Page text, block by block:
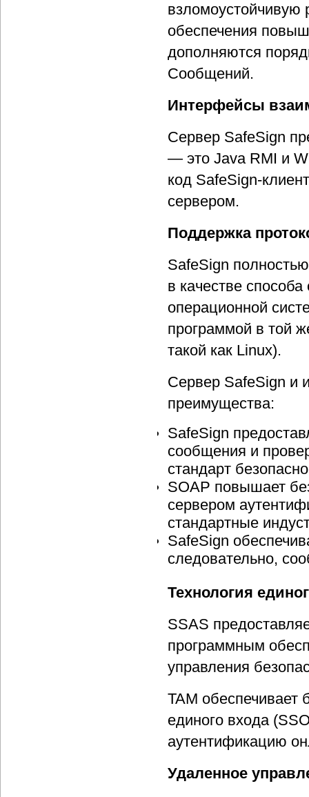
обеспечения
дополняются
Сообщений.
Интерфейсы
Сервер SafeSign
— это Java RMI и
код SafeSign-
сервером.
Поддержка
SafeSign
в качестве
операционной
программой в той
такой как Linux).
Сервер SafeSign и
преимущества:
SafeSign
сообщения и
стандарт
SOAP повышает
сервером
стандартные
SafeSign
следовательно,
Технология
SSAS
программным
управления
TAM обеспечивает
единого входа
аутентификацию
Удаленное